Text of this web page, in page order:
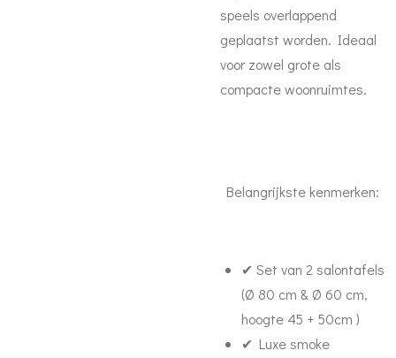
speels overlappend
geplaatst worden. Ideaal
voor zowel grote als
compacte woonruimtes.
Belangrijkste kenmerken:
✔ Set van 2 salontafels
(Ø 80 cm & Ø 60 cm,
hoogte 45 + 50cm )
✔ Luxe smoke